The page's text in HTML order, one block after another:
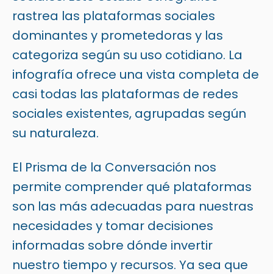
rastrea las plataformas sociales
dominantes y prometedoras y las
categoriza según su uso cotidiano. La
infografía ofrece una vista completa de
casi todas las plataformas de redes
sociales existentes, agrupadas según
su naturaleza.
El Prisma de la Conversación nos
permite comprender qué plataformas
son las más adecuadas para nuestras
necesidades y tomar decisiones
informadas sobre dónde invertir
nuestro tiempo y recursos. Ya sea que